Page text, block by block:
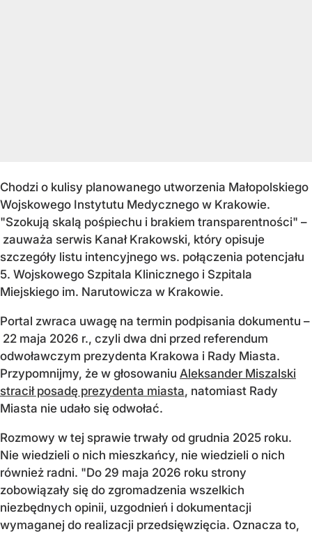
Chodzi o kulisy planowanego utworzenia Małopolskiego
Wojskowego Instytutu Medycznego w Krakowie.
"Szokują skalą pośpiechu i brakiem transparentności" –
zauważa serwis Kanał Krakowski, który opisuje
szczegóły listu intencyjnego ws. połączenia potencjału
5. Wojskowego Szpitala Klinicznego i Szpitala
Miejskiego im. Narutowicza w Krakowie.
Portal zwraca uwagę na termin podpisania dokumentu –
22 maja 2026 r., czyli dwa dni przed referendum
odwoławczym prezydenta Krakowa i Rady Miasta.
Przypomnijmy, że w głosowaniu Aleksander Miszalski
stracił posadę prezydenta miasta, natomiast Rady
Miasta nie udało się odwołać.
Rozmowy w tej sprawie trwały od grudnia 2025 roku.
Nie wiedzieli o nich mieszkańcy, nie wiedzieli o nich
również radni. "Do 29 maja 2026 roku strony
zobowiązały się do zgromadzenia wszelkich
niezbędnych opinii, uzgodnień i dokumentacji
wymaganej do realizacji przedsięwzięcia. Oznacza to,